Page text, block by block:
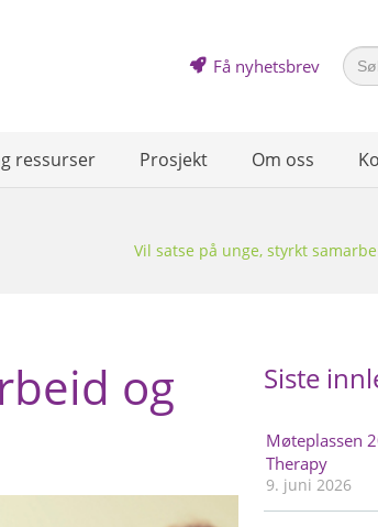
Få nyhetsbrev for:
ressurser Prosjekt Om oss
Vil satse på unge, styrkt
og
Siste
Møteplassen
Therapy
9. juni 2026